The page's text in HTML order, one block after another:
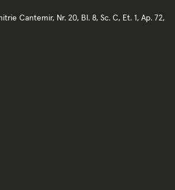
Cantemir, Nr. 20, Bl. 8, Sc. C, Et. 1, Ap. 72,